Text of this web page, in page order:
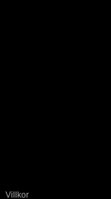
Villkor